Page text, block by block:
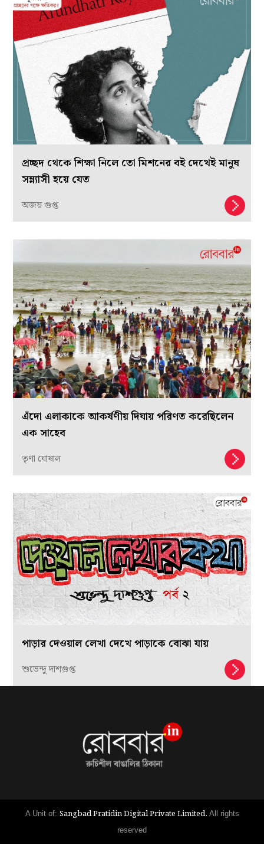
প্রচ্ছদ থেকে শিক্ষা নিলে তো মিশনের বই দেখেই মানুষ
সন্ন্যাসী হয়ে যেত
অজয় গুপ্ত
এঁদো এলাকাকে আকর্ষণীয় দিঘায় পরিণত করেছিলেন
এক সাহেব
তৃণা ঘোষাল
পাড়ার দেওয়াল লেখা দেখে পাড়াকে বোঝা যায়
শুভেন্দু দাশগুপ্ত
A Unit of: Sangbad Pratidin Digital Private Limited. All rights
reserved